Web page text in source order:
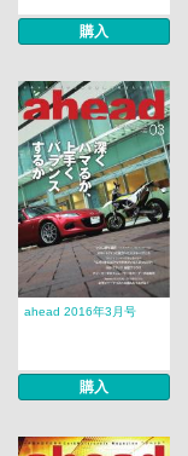
購入
ahead 2016年3月号
購入